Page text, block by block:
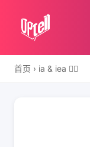
首页 › ia & iea 🏳️‍🌈